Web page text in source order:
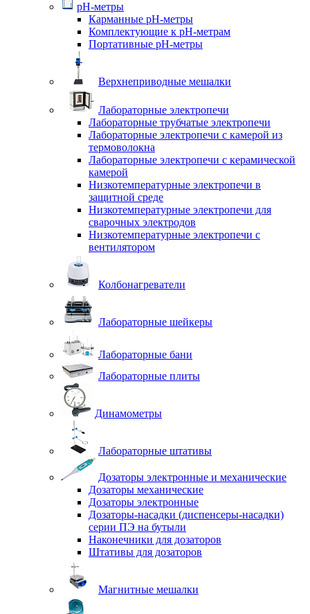
pH-метры
Карманные pH-метры
Комплектующие к pH-метрам
Портативные pH-метры
Верхнеприводные мешалки
Лабораторные электропечи
Лабораторные трубчатые электропечи
Лабораторные электропечи с камерой из
термоволокна
Лабораторные электропечи с керамической
камерой
Низкотемпературные электропечи в
защитной среде
Низкотемпературные электропечи для
cварочных электродов
Низкотемпературные электропечи с
вентилятором
Колбонагреватели
Лабораторные шейкеры
Лабораторные бани
Лабораторные плиты
Динамометры
Лабораторные штативы
Дозаторы электронные и механические
Дозаторы механические
Дозаторы электронные
Дозаторы-насадки (диспенсеры-насадки)
серии ПЭ на бутыли
Наконечники для дозаторов
Штативы для дозаторов
Магнитные мешалки